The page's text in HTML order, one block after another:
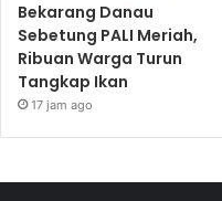
Bekarang Danau
Sebetung PALI Meriah,
Ribuan Warga Turun
Tangkap Ikan
17 jam ago